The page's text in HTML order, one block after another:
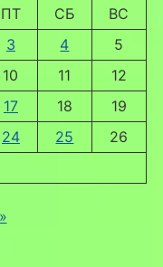
ПТ СБ
ВС
3 4
5
10 11
12
17 18
19
24 25
26